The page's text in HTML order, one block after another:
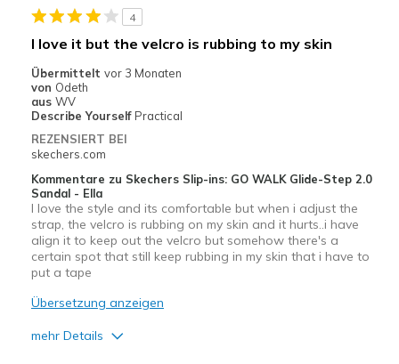
Nachteile
Geeignete Verwendung
Sizing
Feels true to size
View On Shoes
Shoes are for Wearing
4
I love it but the velcro is rubbing to my skin
Übermittelt vor 3 Monaten
von Odeth
aus WV
Describe Yourself Practical
REZENSIERT BEI
skechers.com
Kommentare zu Skechers Slip-ins: GO WALK Glide-Step 2.0
Sandal - Ella
I love the style and its comfortable but when i adjust the
strap, the velcro is rubbing on my skin and it hurts..i have
align it to keep out the velcro but somehow there's a
certain spot that still keep rubbing in my skin that i have to
put a tape
Übersetzung anzeigen
mehr Details